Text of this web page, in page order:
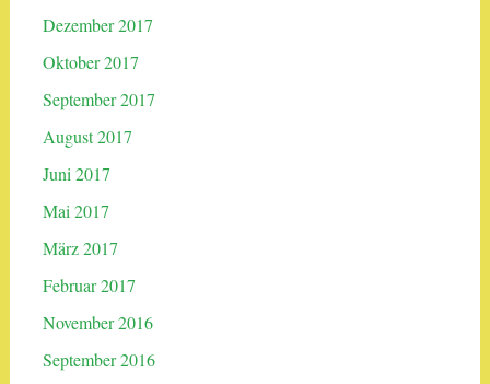
Dezember 2017
Oktober 2017
September 2017
August 2017
Juni 2017
Mai 2017
März 2017
Februar 2017
November 2016
September 2016